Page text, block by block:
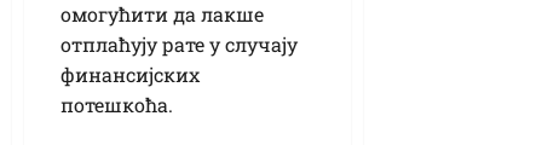
омогућити да лакше
отплаћују рате у случају
финансијских
потешкоћа.